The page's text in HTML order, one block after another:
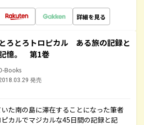
詳細を見る
とろとろトロピカル ある旅の記録と
憶。 第1巻
Books
発売
た南の島に滞在することになった筆者
カルでマジカルな45日間の記録と記